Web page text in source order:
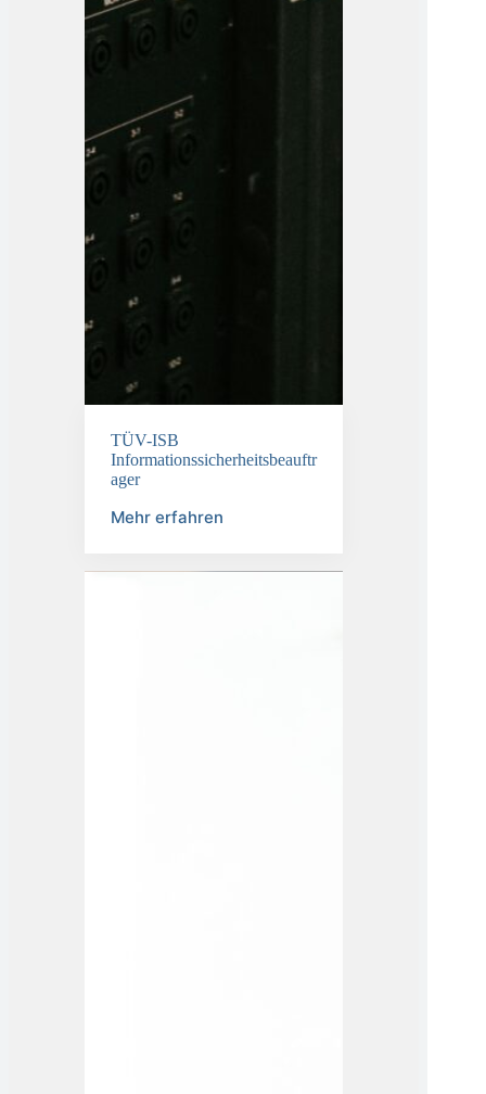
TÜV-ISB
Informationssicherheitsbeauftr